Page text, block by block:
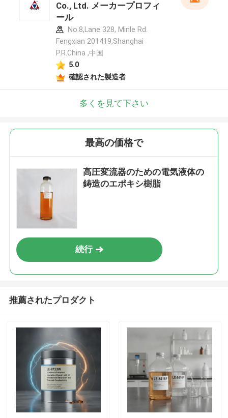
Co., Ltd. メーカープロフィ
ール
No.8,Lane 328, Minle Rd.
Fengxian 201419,Shanghai
P.R.China ,中国
5.0
確認された製造者
多くを見て下さい
最高の価格で
高圧変流器のための電気液体の
鋳造のエポキシ樹脂
続行
推薦されたプロダクト